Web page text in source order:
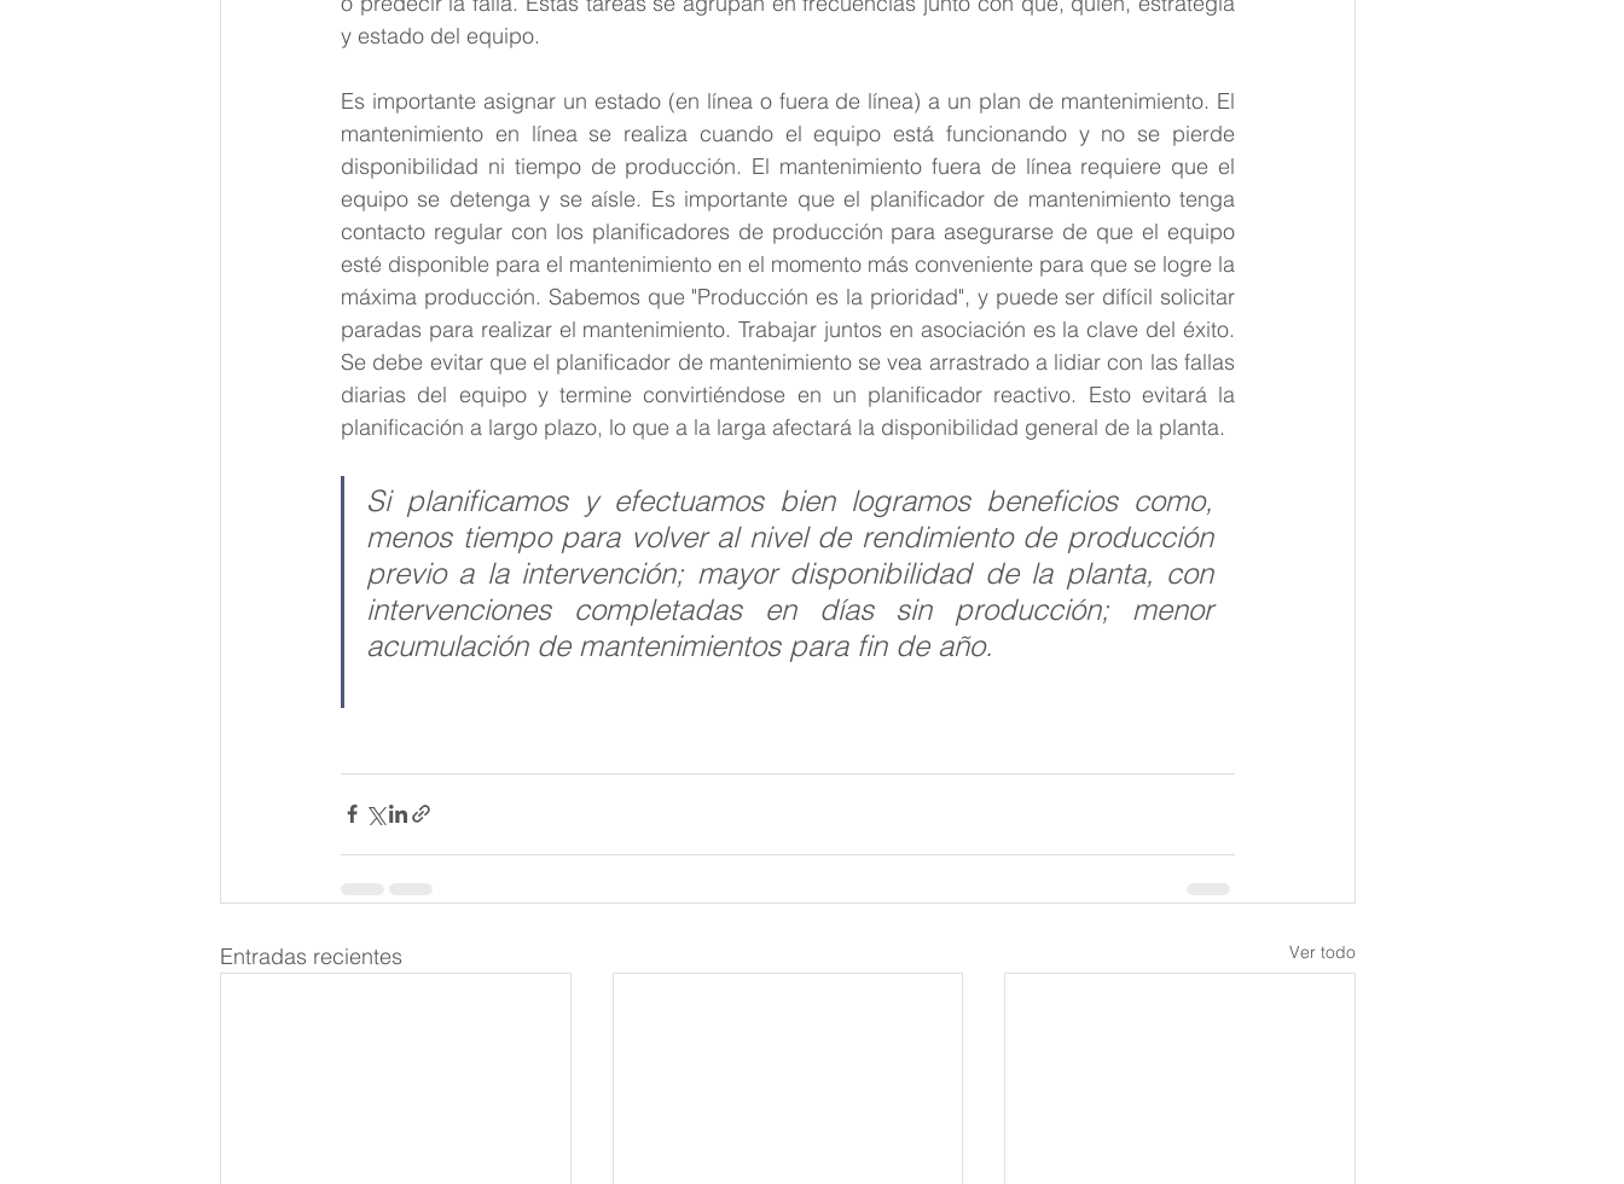
y estado del equipo.
Es importante asignar un estado (en línea o fuera de línea) a un plan de mantenimiento. El
mantenimiento en línea se realiza cuando el equipo está funcionando y no se pierde
disponibilidad ni tiempo de producción. El mantenimiento fuera de línea requiere que el
equipo se detenga y se aísle. Es importante que el planificador de mantenimiento tenga
contacto regular con los planificadores de producción para asegurarse de que el equipo
esté disponible para el mantenimiento en el momento más conveniente para que se logre la
máxima producción. Sabemos que "Producción es la prioridad", y puede ser difícil solicitar
paradas para realizar el mantenimiento. Trabajar juntos en asociación es la clave del éxito.
Se debe evitar que el planificador de mantenimiento se vea arrastrado a lidiar con las fallas
diarias del equipo y termine convirtiéndose en un planificador reactivo. Esto evitará la
planificación a largo plazo, lo que a la larga afectará la disponibilidad general de la planta.
Si planificamos y efectuamos bien logramos beneficios como,
menos tiempo para volver al nivel de rendimiento de producción
previo a la intervención; mayor disponibilidad de la planta, con
intervenciones completadas en días sin producción; menor
acumulación de mantenimientos para fin de año.
Entradas recientes Ver todo